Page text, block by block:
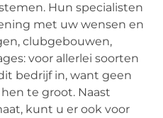
Hun specialisten
met uw wensen en
clubgebouwen,
voor allerlei soorten
bedrijf in, want geen
te groot. Naast
kunt u er ook voor